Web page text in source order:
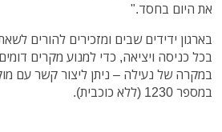
את היום בחסד."
בארגון ידידים שבים ומזכירים להורים
בכל כניסה ויציאה, כדי למנוע מקרים
במקרה של נעילה – ניתן ליצור קשר עם
במספר 1230 (ללא כוכבית).